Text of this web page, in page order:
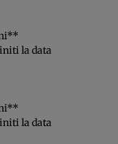
la data
la data